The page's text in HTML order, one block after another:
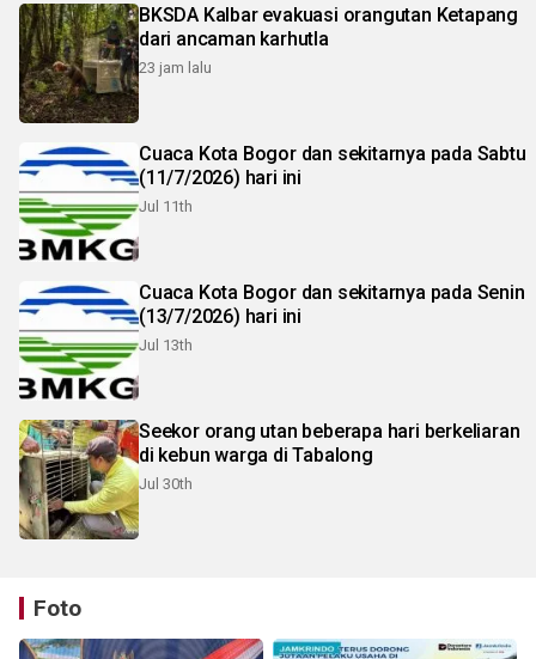
BKSDA Kalbar evakuasi orangutan Ketapang
dari ancaman karhutla
23 jam lalu
Cuaca Kota Bogor dan sekitarnya pada Sabtu
(11/7/2026) hari ini
Jul 11th
Cuaca Kota Bogor dan sekitarnya pada Senin
(13/7/2026) hari ini
Jul 13th
Seekor orang utan beberapa hari berkeliaran
di kebun warga di Tabalong
Jul 30th
Foto